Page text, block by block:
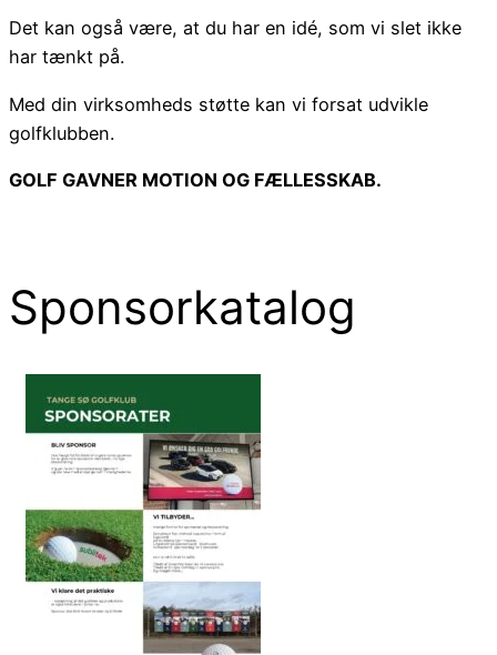
Det kan også være, at du har en idé, som vi slet ikke
har tænkt på.
Med din virksomheds støtte kan vi forsat udvikle
golfklubben.
GOLF GAVNER MOTION OG FÆLLESSKAB.
Sponsorkatalog